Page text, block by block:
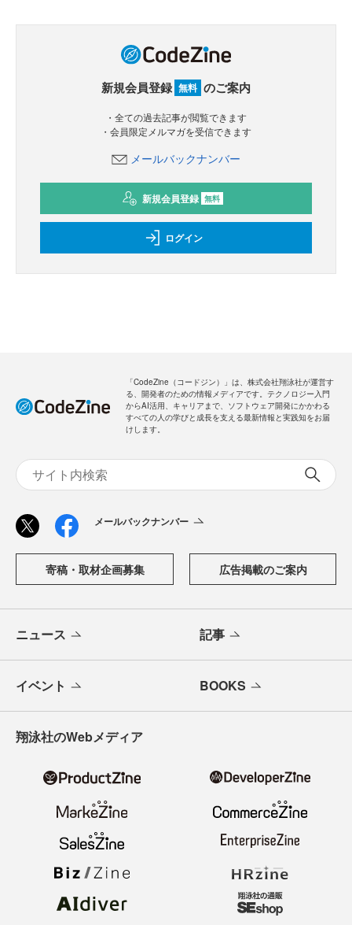
新規会員登録 無料 のご案内
・全ての過去記事が閲覧できます
・会員限定メルマガを受信できます
メールバックナンバー
新規会員登録 無料
ログイン
「CodeZine（コードジン）」は、株式会社翔泳社が運営す
る、開発者のための情報メディアです。テクノロジー入門
からAI活用、キャリアまで、ソフトウェア開発にかかわる
すべての人の学びと成長を支える最新情報と実践知をお届
けします。
メールバックナンバー
寄稿・取材企画募集 広告掲載のご案内
ニュース 記事
イベント BOOKS
翔泳社のWebメディア